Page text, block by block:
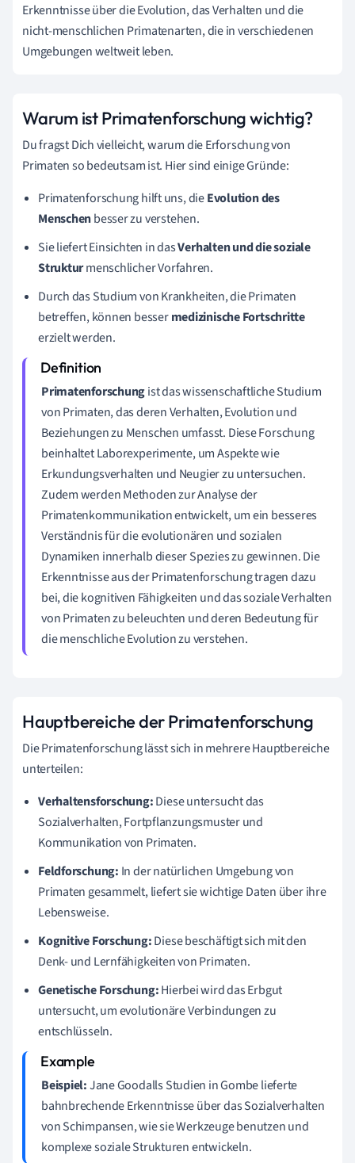
Erkenntnisse über die Evolution, das Verhalten und die
nicht-menschlichen Primatenarten, die in verschiedenen
Umgebungen weltweit leben.
Warum ist Primatenforschung wichtig?
Du fragst Dich vielleicht, warum die Erforschung von
Primaten so bedeutsam ist. Hier sind einige Gründe:
Primatenforschung hilft uns, dieEvolution des
Menschenbesser zu verstehen.
Sie liefert Einsichten in dasVerhalten und die soziale
Strukturmenschlicher Vorfahren.
Durch das Studium von Krankheiten, die Primaten
betreffen, können bessermedizinische Fortschritte
erzielt werden.
Primatenforschungist das wissenschaftliche Studium
von Primaten, das deren Verhalten, Evolution und
Beziehungen zu Menschen umfasst. Diese Forschung
beinhaltet Laborexperimente, um Aspekte wie
Erkundungsverhalten und Neugier zu untersuchen.
Zudem werden Methoden zur Analyse der
Primatenkommunikation entwickelt, um ein besseres
Verständnis für die evolutionären und sozialen
Dynamiken innerhalb dieser Spezies zu gewinnen. Die
Erkenntnisse aus der Primatenforschung tragen dazu
bei, die kognitiven Fähigkeiten und das soziale Verhalten
von Primaten zu beleuchten und deren Bedeutung für
die menschliche Evolution zu verstehen.
Hauptbereiche der Primatenforschung
Die Primatenforschung lässt sich in mehrere Hauptbereiche
unterteilen:
Verhaltensforschung:Diese untersucht das
Sozialverhalten, Fortpflanzungsmuster und
Kommunikation von Primaten.
Feldforschung: In der natürlichen Umgebung von
Primaten gesammelt, liefert sie wichtige Daten über ihre
Lebensweise.
Kognitive Forschung:Diese beschäftigt sich mit den
Denk- und Lernfähigkeiten von Primaten.
Genetische Forschung:Hierbei wird das Erbgut
untersucht, um evolutionäre Verbindungen zu
entschlüsseln.
Beispiel:Jane Goodalls Studien in Gombe lieferte
bahnbrechende Erkenntnisse über das Sozialverhalten
von Schimpansen, wie sie Werkzeuge benutzen und
komplexe soziale Strukturen entwickeln.